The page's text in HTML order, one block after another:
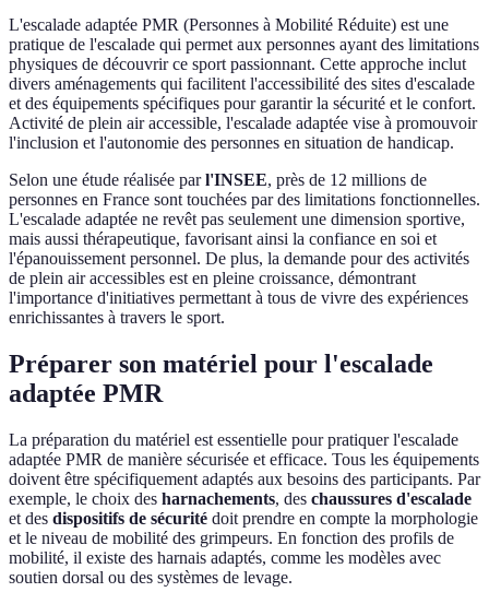
L'escalade adaptée PMR (Personnes à Mobilité Réduite) est une
pratique de l'escalade qui permet aux personnes ayant des limitations
physiques de découvrir ce sport passionnant. Cette approche inclut
divers aménagements qui facilitent l'accessibilité des sites d'escalade
et des équipements spécifiques pour garantir la sécurité et le confort.
Activité de plein air accessible, l'escalade adaptée vise à promouvoir
l'inclusion et l'autonomie des personnes en situation de handicap.
Selon une étude réalisée parl'INSEE, près de 12 millions de
personnes en France sont touchées par des limitations fonctionnelles.
L'escalade adaptée ne revêt pas seulement une dimension sportive,
mais aussi thérapeutique, favorisant ainsi la confiance en soi et
l'épanouissement personnel. De plus, la demande pour des activités
de plein air accessibles est en pleine croissance, démontrant
l'importance d'initiatives permettant à tous de vivre des expériences
enrichissantes à travers le sport.
Préparer son matériel pour l'escalade
adaptée PMR
La préparation du matériel est essentielle pour pratiquer l'escalade
adaptée PMR de manière sécurisée et efficace. Tous les équipements
doivent être spécifiquement adaptés aux besoins des participants. Par
exemple, le choix des harnachements, des chaussures d'escalade
et des dispositifs de sécurité doit prendre en compte la morphologie
et le niveau de mobilité des grimpeurs. En fonction des profils de
mobilité, il existe des harnais adaptés, comme les modèles avec
soutien dorsal ou des systèmes de levage.